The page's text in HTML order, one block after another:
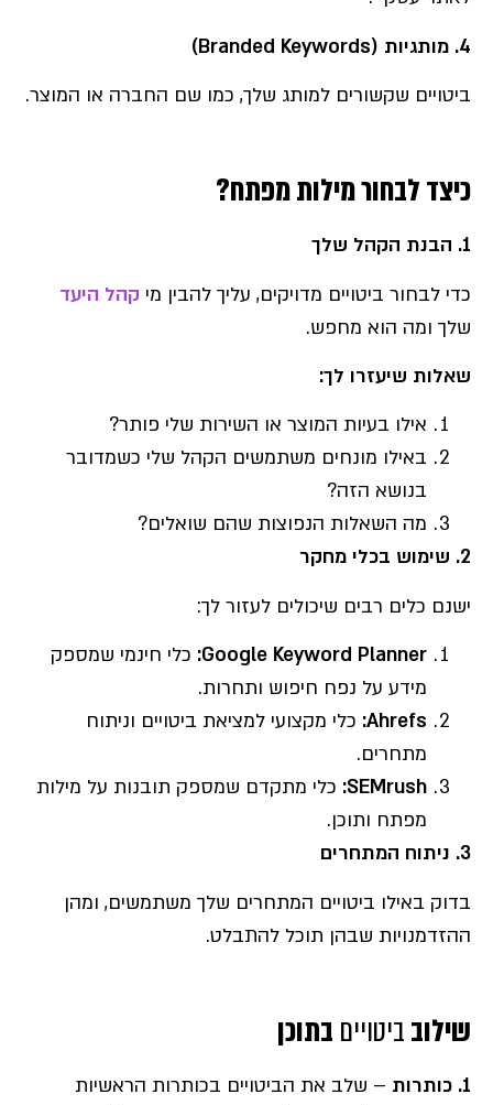
4. מותגיות (Branded Keywords)
ביטויים שקשורים למותג שלך, כמו שם החברה או המוצר.
כיצד לבחור מילות מפתח?
1. הבנת הקהל שלך
כדי לבחור ביטויים מדויקים, עליך להבין מי קהל היעד
שלך ומה הוא מחפש.
שאלות שיעזרו לך:
אילו בעיות המוצר או השירות שלי פותר?
באילו מונחים משתמשים הקהל שלי כשמדובר
בנושא הזה?
מה השאלות הנפוצות שהם שואלים?
2. שימוש בכלי מחקר
ישנם כלים רבים שיכולים לעזור לך:
Google Keyword Planner: כלי חינמי שמספק
מידע על נפח חיפוש ותחרות.
Ahrefs: כלי מקצועי למציאת ביטויים וניתוח
מתחרים.
SEMrush: כלי מתקדם שמספק תובנות על מילות
מפתח ותוכן.
3. ניתוח המתחרים
בדוק באילו ביטויים המתחרים שלך משתמשים, ומהן
ההזדמנויות שבהן תוכל להתבלט.
שילובביטויים בתוכן
1. כותרות
– שלב את הביטויים בכותרות הראשיות